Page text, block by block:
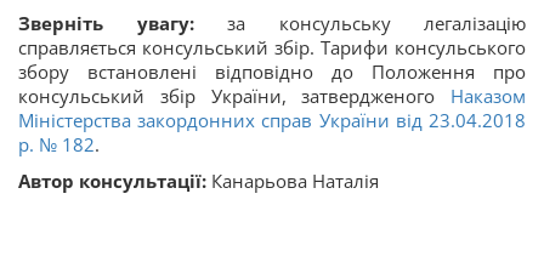
Зверніть увагу:за консульську легалізацію
справляється консульський збір. Тарифи консульського
збору встановлені відповідно до Положення про
консульський збір України, затвердженого Наказом
Міністерства закордонних справ України від 23.04.2018
р. № 182.
Автор консультації: Канарьова Наталія